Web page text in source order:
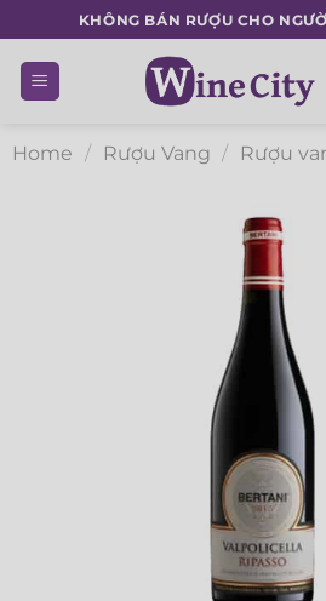
to
content
KHÔNG BÁN RƯỢU CHO
Home / Rượu Vang / Rượu